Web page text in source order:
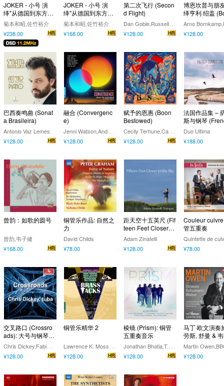
JOKER - 小号 演
绎"从德国到东方之
旅 " (11.2MHz DS
D)
菊本和昭,佐竹裕介
¥238.00
JOKER - 小号 演
绎"从德国到东方之
旅 "
菊本和昭,佐竹裕介
¥168.00
第二次飞行 (Secon
d Flight)
D
an Goble,Russell Hirshfield
¥128.00
博恩坎普与朋
绎亨利·绍盖
amp &
y Henri
¥128.00
巴西奏鸣曲 (Sonat
a Brasileira)
Antonio Vaz Lemes
¥128.00
融合 (Convergenc
e)
J
enni Watson,Andy Scott,Ruby Fulton,Rahsaan Barber,Peter Meechan,Barry Cockcroft,Frank Felice,Sang Mi Ahn,Heidi Radtke
¥128.00
赋予的恩惠 (Boon
Bestowed)
C
ecily Terhune,Carly Hood
¥128.00
法国作品集 –
斯与钢琴
Connection)
Duo Ultima
¥188.00
曾韵：如歌的圆号
曾韵,韦子健
¥168.00
铜管乐作品: 自然之
力
David Childs
¥78.00
距天空十五英尺 (Fif
teen Feet Closer to
the Sky)
Adam Zinatelli
¥128.00
Couleur
管五重奏
¥78.00
交叉路口 (Crossro
ads): 大号与钢琴作
品
C
hris Dickey,Fabio Menchetti,Michael Seregow
¥128.00
铜管乐精华 2
L
awrence K. Moss,Edward Messerschmidt,Henry Wolking,David F. Wilborn,Janice Macaulay,Marilyn Bliss,Paul Paccione
¥128.00
棱镜 (Prism): 铜管
五重奏音乐
J
onathan Bhatia,T.J. Tesh,Natalie Brooke Higgins,Timothy Dueppen,Clayton Maddox,Alias Brass
¥128.00
马丁·欧文演奏
劳斯, 舒曼 &
圆号作品集
¥128.00